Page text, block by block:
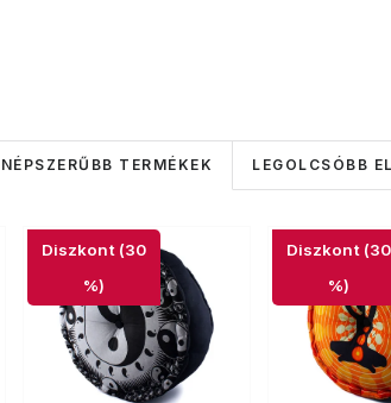
TERMÉKEK LEGOLCSÓBB
(30
%)
(30
%)